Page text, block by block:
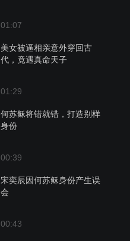
01:07
美女被逼相亲意外穿回古
代，竟遇真命天子
01:29
何苏稣将错就错，打造别样
身份
00:39
宋奕辰因何苏稣身份产生误
会
00:43